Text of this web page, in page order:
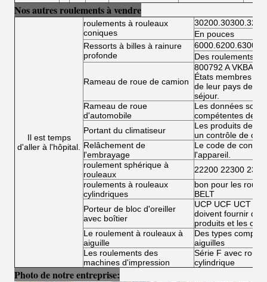
Nos autres roulements à vendre
Il est temps
d'aller à l'hôpital.
roulements à rouleaux
coniques
En pouces
Ressorts à billes à rainure
profonde
Des roulements à
Rameau de roue de camion
800792 A VKBA
États membres
de leur pays de
séjour.
Rameau de roue
d'automobile
Les données sont
compétentes de
Portant du climatiseur
Les produits de la
un contrôle de
Relâchement de
l'embrayage
Le code de
l'appareil.
roulement sphérique à
rouleaux
22200 22300
roulements à rouleaux
cylindriques
bon pour les
BELT
Porteur de bloc d'oreiller
avec boîtier
UCP UCF UCT
doivent fournir
produits et les
Le roulement à rouleaux à
aiguille
Des types
aiguilles
Les roulements des
machines d'impression
Série F avec
cylindrique
Photo de notre entreprise: